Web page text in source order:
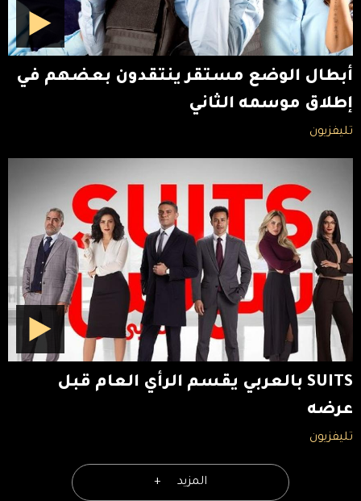
أبطال الوضع مستقر ينتقدون بعضهم في
إطلاق موسمه الثاني
تليفزيون
SUITS بالعربي يقسم الرأي العام قبل
عرضه
تليفزيون
المزيد